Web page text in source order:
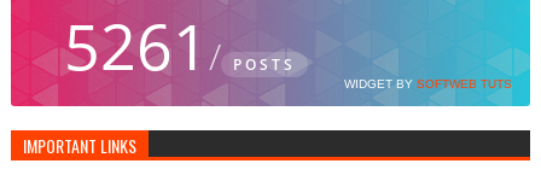
5261/ POSTS
WIDGET BYSOFTWEB TUTS
IMPORTANT LINKS